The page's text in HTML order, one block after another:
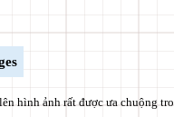
hình ảnh rất được ưa chuộng